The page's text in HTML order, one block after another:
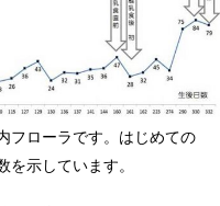
フローラです。はじめての
を示しています。